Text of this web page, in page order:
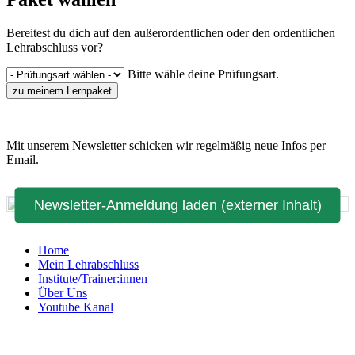
Bereitest du dich auf den außerordentlichen oder den ordentlichen
Lehrabschluss vor?
Bitte wähle deine Prüfungsart.
zu meinem Lernpaket
Mit unserem Newsletter schicken wir regelmäßig neue Infos per
Email.
Newsletter-Anmeldung laden (externer Inhalt)
Home
Mein Lehrabschluss
Institute/Trainer:innen
Über Uns
Youtube Kanal